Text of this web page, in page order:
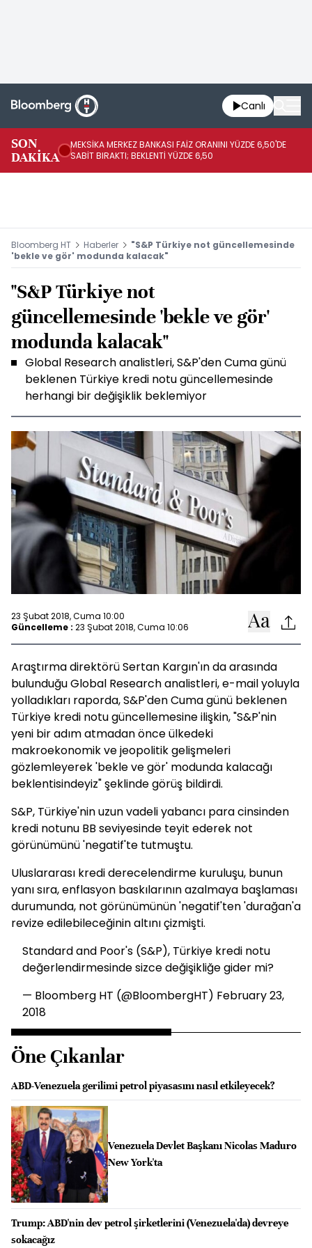
Canlı
SON
DAKİKA
MEKSİKA MERKEZ BANKASI FAİZ ORANINI YÜZDE 6,50'DE
SABİT BIRAKTI; BEKLENTİ YÜZDE 6,50
Bloomberg HT Haberler
"S&P Türkiye not güncellemesinde
'bekle ve gör' modunda kalacak"
"S&P Türkiye not
güncellemesinde 'bekle ve gör'
modunda kalacak"
Global Research analistleri, S&P'den Cuma günü
beklenen Türkiye kredi notu güncellemesinde
herhangi bir değişiklik beklemiyor
23 Şubat 2018, Cuma 10:00
Güncelleme : 23 Şubat 2018, Cuma 10:06
Araştırma direktörü Sertan Kargın'ın da arasında
bulunduğu Global Research analistleri, e-mail yoluyla
yolladıkları raporda, S&P'den Cuma günü beklenen
Türkiye kredi notu güncellemesine ilişkin, "S&P'nin
yeni bir adım atmadan önce ülkedeki
makroekonomik ve jeopolitik gelişmeleri
gözlemleyerek 'bekle ve gör' modunda kalacağı
beklentisindeyiz" şeklinde görüş bildirdi.
S&P, Türkiye'nin uzun vadeli yabancı para cinsinden
kredi notunu BB seviyesinde teyit ederek not
görünümünü 'negatif'te tutmuştu.
Uluslararası kredi derecelendirme kuruluşu, bunun
yanı sıra, enflasyon baskılarının azalmaya başlaması
durumunda, not görünümünün 'negatif'ten 'durağan'a
revize edilebileceğinin altını çizmişti.
Standard and Poor's (S&P), Türkiye kredi notu
değerlendirmesinde sizce değişikliğe gider mi?
— Bloomberg HT (@BloombergHT) February 23,
2018
Öne Çıkanlar
ABD-Venezuela gerilimi petrol piyasasını nasıl etkileyecek?
Venezuela Devlet Başkanı Nicolas Maduro
New York'ta
Trump: ABD'nin dev petrol şirketlerini (Venezuela'da) devreye
sokacağız